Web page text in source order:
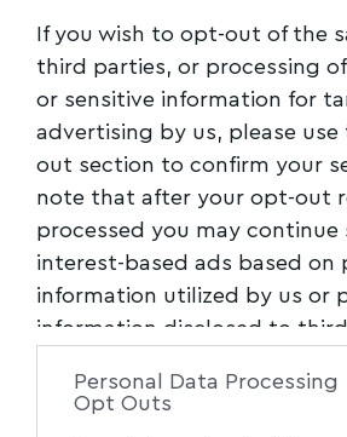
If you wish to opt-out of the
third parties, or processing of
or sensitive information for
advertising by us, please
out section to confirm your
note that after your opt-out
processed you may continue
interest-based ads based on
information utilized by us or
information disclosed to
of the further disclosure of
Personal Data Processing
Opt Outs
TAGGED: Βόλος ,ΚΑΘΗΓΗΤΡΙΑ ,
ΠΑΓΩΝΟΠΟΥΛΟΥ,ΠΕΝΘΟΣ
Facebook